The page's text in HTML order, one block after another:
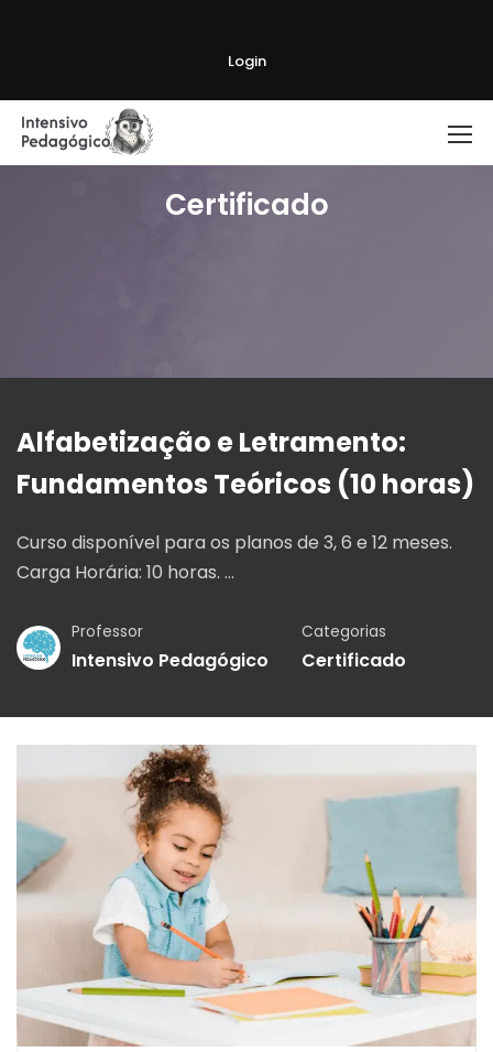
Login
Certificado
Alfabetização e Letramento:
Fundamentos Teóricos (10 horas)
Curso disponível para os planos de 3, 6 e 12 meses.
Carga Horária: 10 horas. …
Professor
Intensivo Pedagógico
Categorias
Certificado